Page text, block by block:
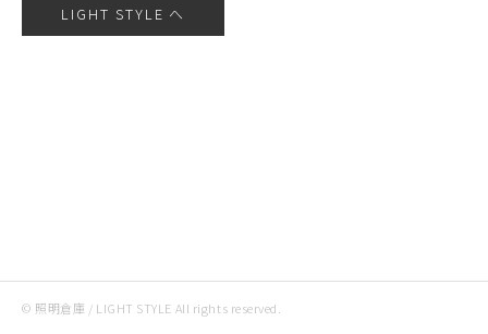
LIGHT STYLE へ
© 照明倉庫 / LIGHT STYLE All rights reserved.